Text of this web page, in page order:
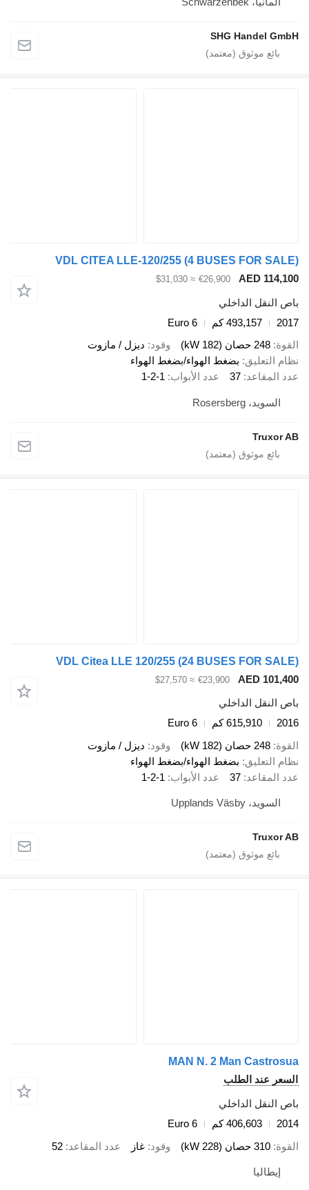
SHG Handel
VDL CITEA LLE-120/255 (4 BUSES FOR
AED
€26,900
≈ $31,030
النقل الداخلي
493,157 كم
Euro 6
248 حصان (182 kW) وقود ديزل / مازوت
التعليق بضغط الهواء/بضغط الهواء
المقاعد 37 عدد الأبواب 1-2-1
السويد، Rosersberg
Truxor
VDL Citea LLE 120/255 (24 BUSES FOR
AED
€23,900
≈ $27,570
النقل الداخلي
615,910 كم
Euro 6
248 حصان (182 kW) وقود ديزل / مازوت
التعليق بضغط الهواء/بضغط الهواء
المقاعد 37 عدد الأبواب 1-2-1
السويد، Upplands Väsby
Truxor
MAN N. 2 Man
عند الطلب
النقل الداخلي
406,603 كم
Euro 6
310 حصان (228 kW) وقود غاز عدد المقاعد 52
إيطاليا